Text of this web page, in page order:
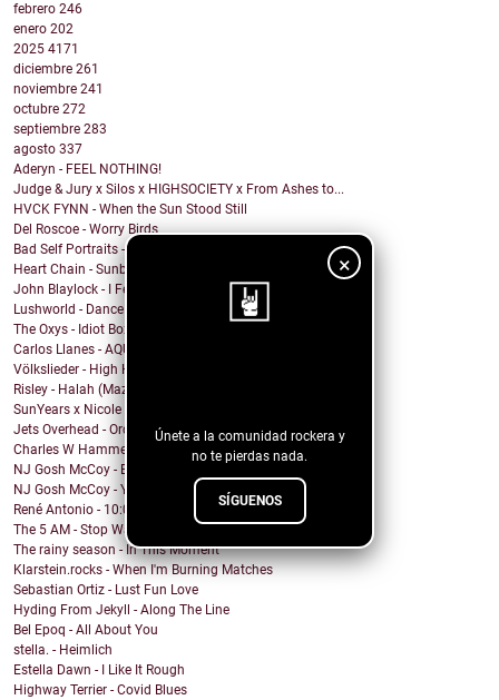
×
Únete a la comunidad rockera y
no te pierdas nada.
SÍGUENOS
febrero 246
enero 202
2025 4171
diciembre 261
noviembre 241
octubre 272
septiembre 283
agosto 337
Aderyn - FEEL NOTHING!
Judge & Jury x Silos x HIGHSOCIETY x From Ashes to...
HVCK FYNN - When the Sun Stood Still
Del Roscoe - Worry Birds
Bad Self Portraits - I Think I'm Going to Hell
Heart Chain - Sunburst
John Blaylock - I Feel Your Soul
Lushworld - Dance!
The Oxys - Idiot Box
Carlos Llanes - AQUI CONTIGO
Völkslieder - High Horse
Risley - Halah (Mazzy Star Cover)
SunYears x Nicole Atkins - The Body
Jets Overhead - Ordinary Dreamers
Charles W Hammell Jr – Dragonfly
NJ Gosh McCoy - Breakfast (Remix by NJ Gosh McCoy)
NJ Gosh McCoy - You're My Girl But You're My Man (...
René Antonio - 10:00 PM
The 5 AM - Stop Wait A Minute
The rainy season - In This Moment
Klarstein.rocks - When I'm Burning Matches
Sebastian Ortiz - Lust Fun Love
Hyding From Jekyll - Along The Line
Bel Epoq - All About You
stella. - Heimlich
Estella Dawn - I Like It Rough
Highway Terrier - Covid Blues